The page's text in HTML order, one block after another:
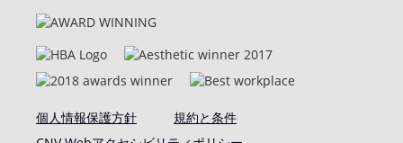
個人情報保護方針
規約と条件